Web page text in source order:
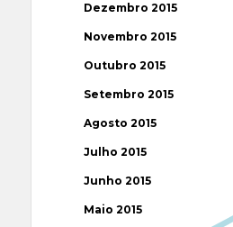
Dezembro 2015
Novembro 2015
Outubro 2015
Setembro 2015
Agosto 2015
Julho 2015
Junho 2015
Maio 2015